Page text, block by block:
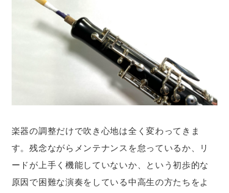
楽器の調整だけで吹き心地は全く変わってきま
す。残念ながらメンテナンスを怠っているか、リ
ードが上手く機能していないか、という初歩的な
原因で困難な演奏をしている中高生の方たちをよ